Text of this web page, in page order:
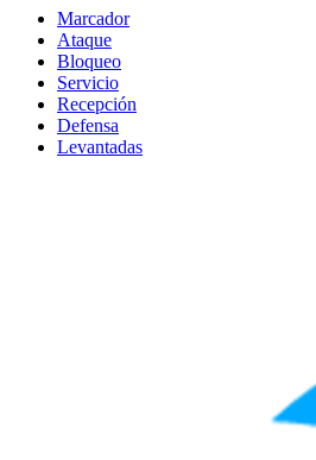
Marcador
Ataque
Bloqueo
Servicio
Recepción
Defensa
Levantadas